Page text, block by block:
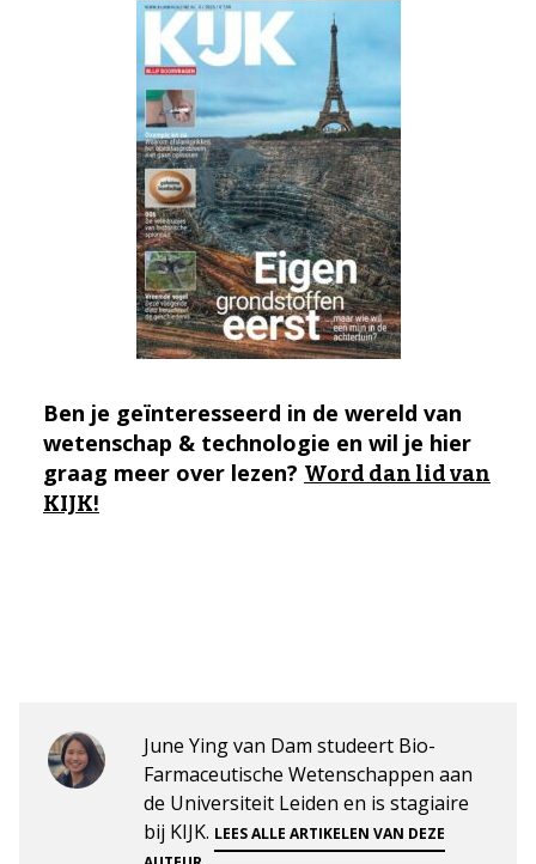
Ben je geïnteresseerd in de wereld van
wetenschap & technologie en wil je hier
graag meer over lezen? Word dan lid van
KIJK!
June Ying van Dam studeert Bio-
Farmaceutische Wetenschappen aan
de Universiteit Leiden en is stagiaire
bij KIJK. LEES ALLE ARTIKELEN VAN DEZE